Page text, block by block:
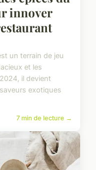
innover
un terrain de jeu
et les
il devient
exotiques
7 min de lecture →